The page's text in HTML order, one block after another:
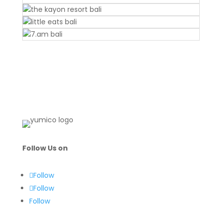
Follow Us on
Follow
Follow
Follow